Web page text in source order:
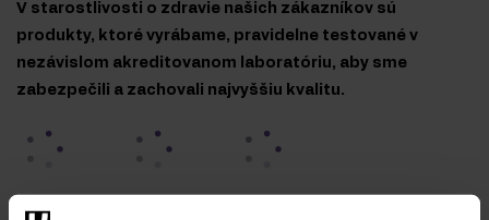
V starostlivosti o zdravie našich zákazníkov sú
produkty, ktoré vyrábame, pravidelne testované v
nezávislom akreditovanom laboratóriu, aby sme
zabezpečili a zachovali najvyššiu kvalitu.